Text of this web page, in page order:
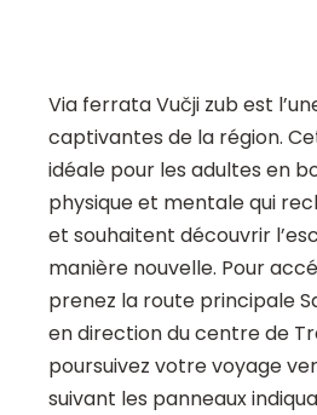
Via ferrata Vučji zub est
captivantes de la région.
idéale pour les adultes en
physique et mentale qui
et souhaitent découvrir
manière nouvelle. Pour
prenez la route principale
en direction du centre de
poursuivez votre voyage
suivant les panneaux